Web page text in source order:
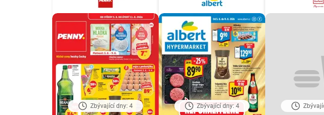
Zbývající dny: 4 Zbývající dny: 4